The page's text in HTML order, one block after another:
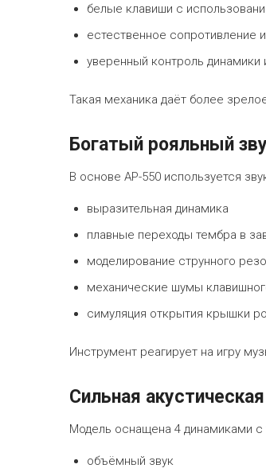
белые клавиши с
естественное сопротивление
уверенный контроль динамики
Такая механика даёт более
Богатый рояльный
В основе AP-550 используется
выразительная динамика
плавные переходы тембра в
моделирование струнного
механические шумы
симуляция открытия крышки
Инструмент реагирует на игру
Сильная
Модель оснащена 4 динамиками с
объёмный звук